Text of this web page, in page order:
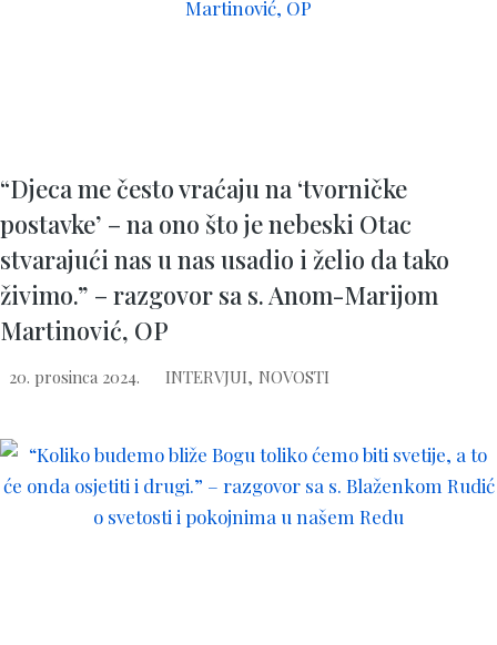
“Djeca me često vraćaju na ‘tvorničke
postavke’ – na ono što je nebeski Otac
stvarajući nas u nas usadio i želio da tako
živimo.” – razgovor sa s. Anom-Marijom
Martinović, OP
20. prosinca 2024. INTERVJUI, NOVOSTI